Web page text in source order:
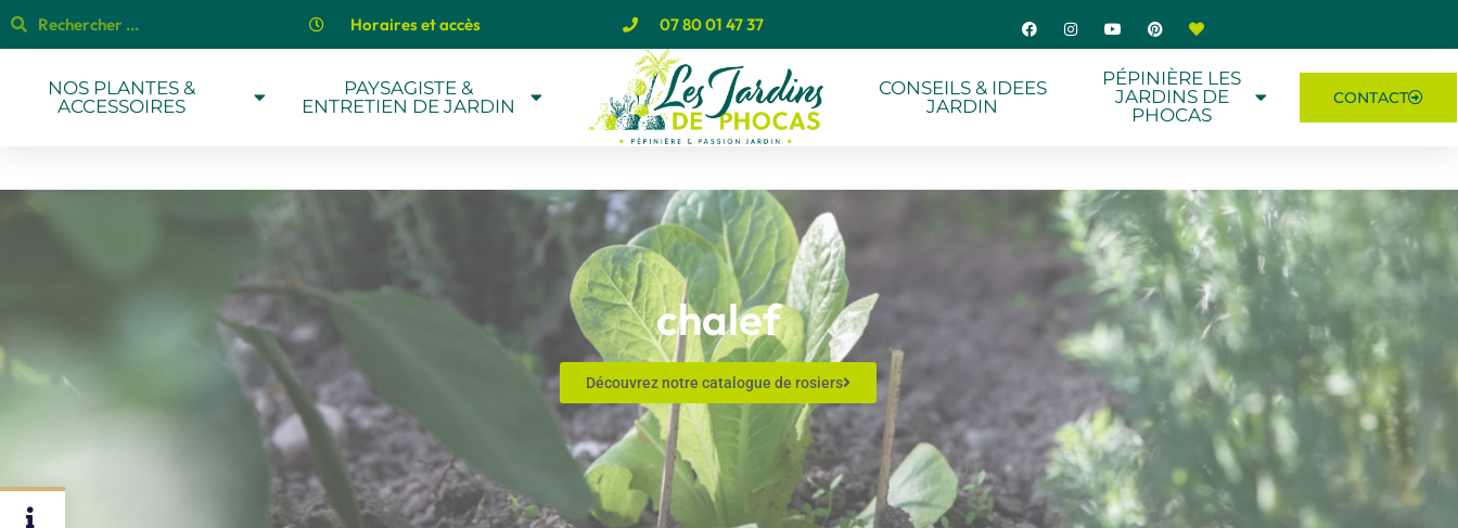
Horaires et accès 07 80 01 47 37
NOS PLANTES &
ACCESSOIRES
PAYSAGISTE &
ENTRETIEN DE JARDIN
CONSEILS & IDEES
JARDIN
PÉPINIÈRE LES
JARDINS DE
PHOCAS
CONTACT
chalef
Découvrez notre catalogue de rosiers